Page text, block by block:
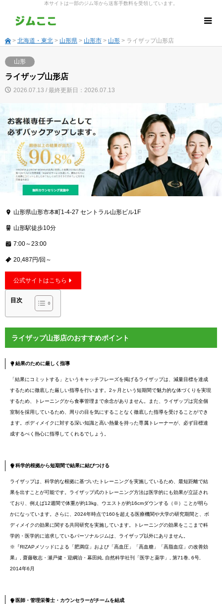
本サイトは一部のジム等から送客手数料を受領しています。
> 北海道・東北 > 山形県 > 山形市 > 山形 > ライザップ山形店
山形
ライザップ山形店
2026.07.13 / 最終更新日：2026.07.13
山形県山形市本町1-4-27 セントラル山形ビル1F
山形駅徒歩10分
7:00～23:00
20,487円/回～
公式サイトはこちら
目次
ライザップ山形店のおすすめポイント
結果のために厳しく指導
「結果にコミットする」というキャッチフレーズを掲げるライザップは、減量目標を達成
するために徹底した厳しい指導を行います。2ヶ月という短期間で魅力的な体づくりを実現
するため、トレーニングから食事管理まで余念がありません。また、ライザップは完全個
室制を採用しているため、周りの目を気にすることなく徹底した指導を受けることができ
ます。ボディメイクに対する深い知識と高い熱量を持った専属トレーナーが、必ず目標達
成するべく熱心に指導してくれるでしょう。
科学的根拠から短期間で結果に結びつける
ライザップは、科学的な根拠に基づいたトレーニングを実施しているため、最短距離で結
果を出すことが可能です。ライザップ式のトレーニング方法は医学的にも効果が立証され
ており、例えば12週間で体重が約13kg、ウエストが約16cmダウンする（※）ことが明ら
かになっています。さらに、2024年時点で160を超える医療機関や大学の研究期間と、ボ
ディメイクの効果に関する共同研究を実施しています。トレーニングの効果をここまで科
学的・医学的に追求しているパーソナルジムは、ライザップ以外にありません。
※『RIZAPメソッドによる「肥満症」および「高血圧」「高血糖」「高脂血症」の改善効
果』, 齋藤敬志・瀬戸健・迎綱治・幕田純, 自然科学社刊「医学と薬学」, 第71巻, 6号,
2014年6月
医師・管理栄養士・カウンセラーがチームを結成